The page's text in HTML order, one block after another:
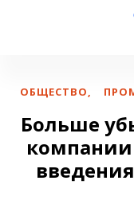
ОБЩЕСТВО,
Больше
компании